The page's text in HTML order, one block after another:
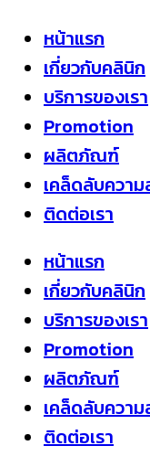
หน้าแรก
เกี่ยวกับคลินิก
บริการของเรา
Promotion
ผลิตภัณฑ์
เคล็ดลับควา
ติดต่อเรา
หน้าแรก
เกี่ยวกับคลินิก
บริการของเรา
Promotion
ผลิตภัณฑ์
เคล็ดลับควา
ติดต่อเรา